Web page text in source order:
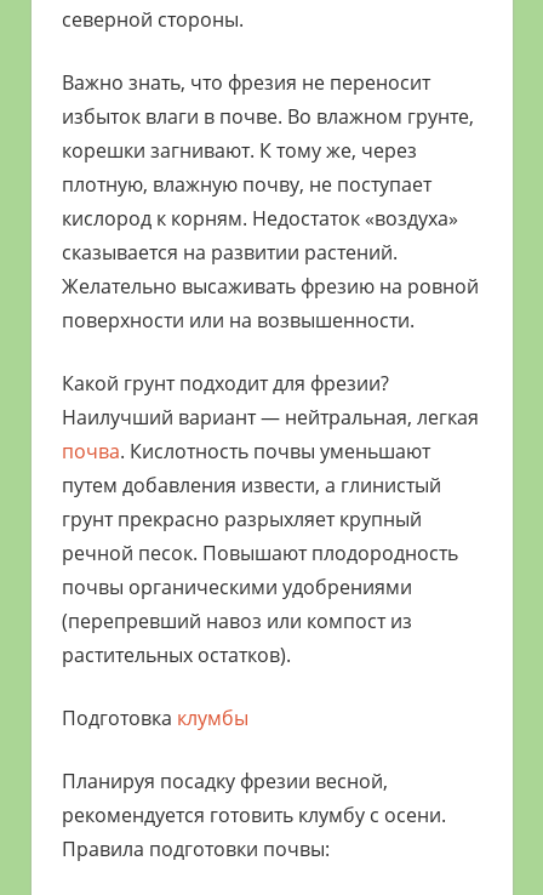
северной стороны.
Важно знать, что фрезия не переносит
избыток влаги в почве. Во влажном грунте,
корешки загнивают. К тому же, через
плотную, влажную почву, не поступает
кислород к корням. Недостаток «воздуха»
сказывается на развитии растений.
Желательно высаживать фрезию на ровной
поверхности или на возвышенности.
Какой грунт подходит для фрезии?
Наилучший вариант — нейтральная, легкая
почва. Кислотность почвы уменьшают
путем добавления извести, а глинистый
грунт прекрасно разрыхляет крупный
речной песок. Повышают плодородность
почвы органическими удобрениями
(перепревший навоз или компост из
растительных остатков).
Подготовка клумбы
Планируя посадку фрезии весной,
рекомендуется готовить клумбу с осени.
Правила подготовки почвы: